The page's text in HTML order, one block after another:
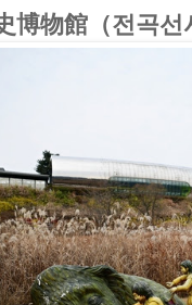
博物館（전곡선